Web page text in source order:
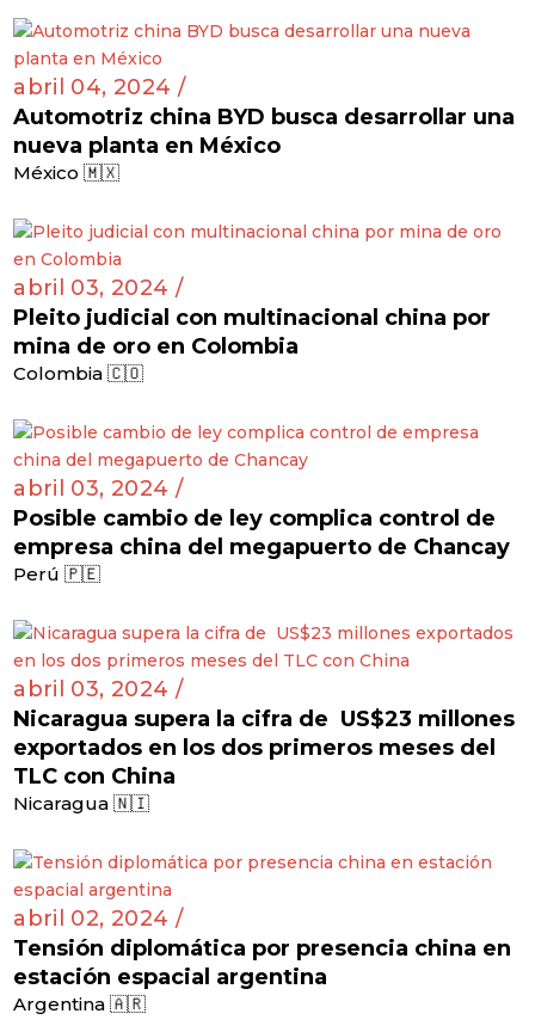
abril 04, 2024 /
Automotriz china BYD busca desarrollar una
nueva planta en México
México 🇲🇽
abril 03, 2024 /
Pleito judicial con multinacional china por
mina de oro en Colombia
Colombia 🇨🇴
abril 03, 2024 /
Posible cambio de ley complica control de
empresa china del megapuerto de Chancay
Perú 🇵🇪
abril 03, 2024 /
Nicaragua supera la cifra de US$23 millones
exportados en los dos primeros meses del
TLC con China
Nicaragua 🇳🇮
abril 02, 2024 /
Tensión diplomática por presencia china en
estación espacial argentina
Argentina 🇦🇷